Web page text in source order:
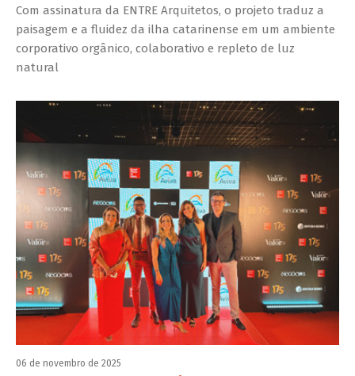
Com assinatura da ENTRE Arquitetos, o projeto traduz a
paisagem e a fluidez da ilha catarinense em um ambiente
corporativo orgânico, colaborativo e repleto de luz
natural
06 de novembro de 2025